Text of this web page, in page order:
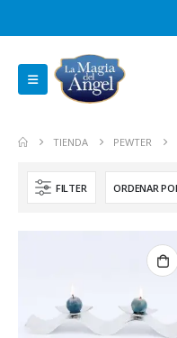
TIENDA PEWTER
FILTER